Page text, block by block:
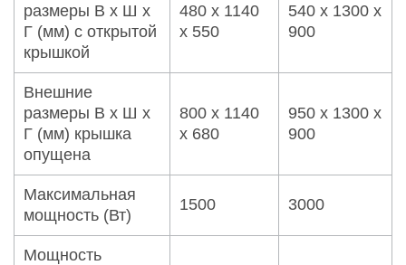
размеры В х Ш х
Г (мм) с открытой
крышкой
480 x 1140
x 550
540 x 1300 x
900
Внешние
размеры В х Ш х
Г (мм) крышка
опущена
800 x 1140
x 680
950 x 1300 x
900
Максимальная
мощность (Вт)
1500 3000
Мощность